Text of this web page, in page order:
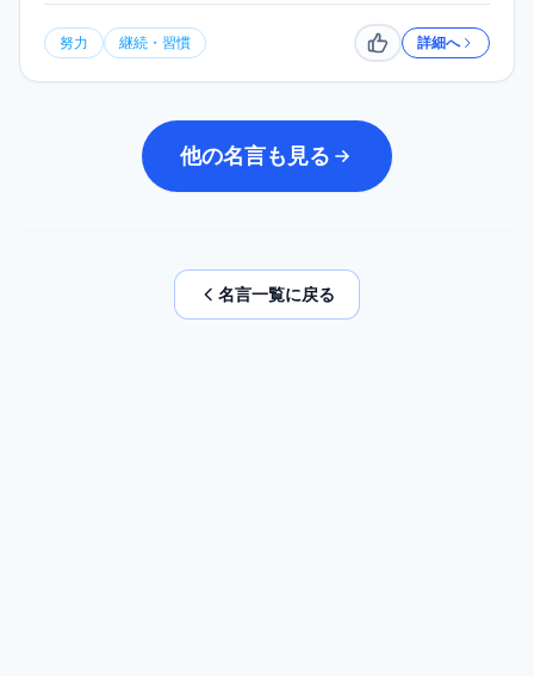
努力 継続・習慣 いいね詳細へ
他の名言も見る
名言一覧に戻る